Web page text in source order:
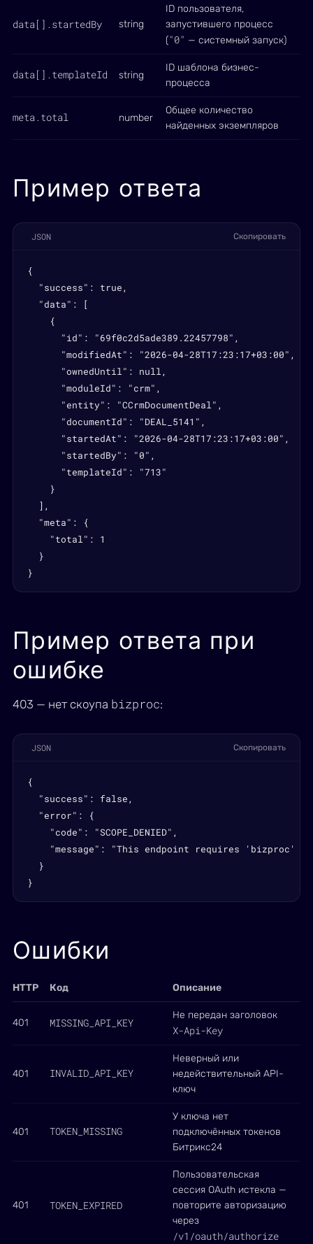
data[].startedBy string
ID пользователя,
запустившего процесс
("0" — системный запуск)
data[].templateId string
ID шаблона бизнес-
процесса
meta.total number
Общее количество
найденных экземпляров
Пример ответа
JSON Скопировать
{
  "success": true,
  "data": [
    {
      "id": "69f0c2d5ade389.22457798",
      "modifiedAt": "2026-04-28T17:23:17+03:00",
      "ownedUntil": null,
      "moduleId": "crm",
      "entity": "CCrmDocumentDeal",
      "documentId": "DEAL_5141",
      "startedAt": "2026-04-28T17:23:17+03:00",
      "startedBy": "0",
      "templateId": "713"
    }
  ],
  "meta": {
    "total": 1
  }
}
Пример ответа при
ошибке
403 — нет скоупа bizproc:
JSON Скопировать
{
  "success": false,
  "error": {
    "code": "SCOPE_DENIED",
"message": "This endpoint requires 'bizproc'
  }
}
Ошибки
HTTP Код Описание
401 MISSING_API_KEY
Не передан заголовок
X-Api-Key
401 INVALID_API_KEY
Неверный или
недействительный API-
ключ
401 TOKEN_MISSING
У ключа нет
подключённых токенов
Битрикс24
401 TOKEN_EXPIRED
Пользовательская
сессия OAuth истекла —
повторите авторизацию
через
/v1/oauth/authorize